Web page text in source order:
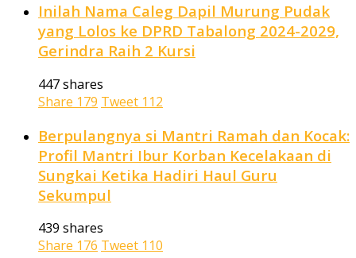
Inilah Nama Caleg Dapil Murung Pudak
yang Lolos ke DPRD Tabalong 2024-2029,
Gerindra Raih 2 Kursi
447 shares
Share 179 Tweet 112
Berpulangnya si Mantri Ramah dan Kocak:
Profil Mantri Ibur Korban Kecelakaan di
Sungkai Ketika Hadiri Haul Guru
Sekumpul
439 shares
Share 176 Tweet 110